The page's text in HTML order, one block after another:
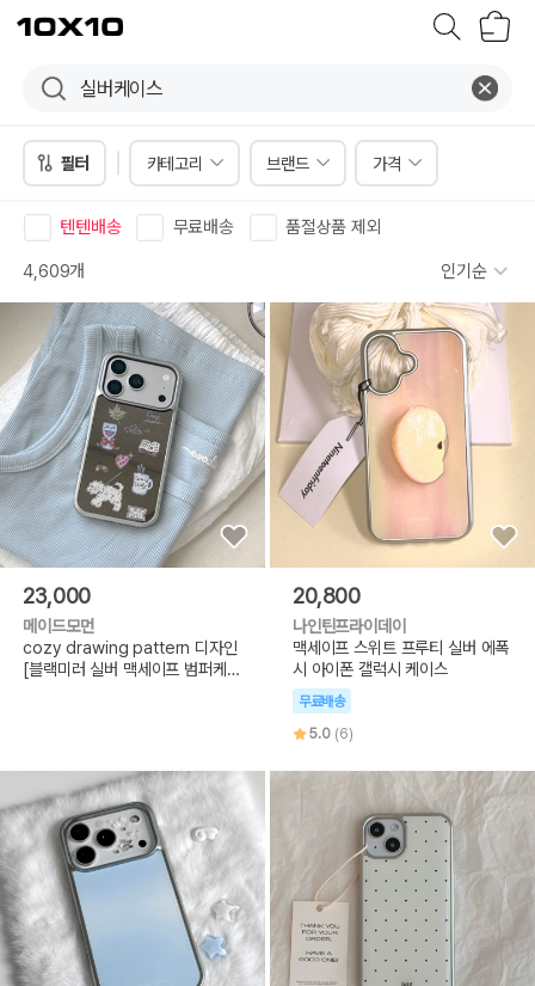
텐
바
필터 카테고리 브랜드 가격
텐텐배송 무료배송 품절상품 제외
4,609개 인기순
23,000
메이드모먼
cozy drawing pattern 디자인
[블랙미러 실버 맥세이프 범퍼케이
20,800
나인틴프라이데이
맥세이프 스위트 프루티 실버 에폭
시 아이폰 갤럭시 케이스
무료배송
5.0 (6)